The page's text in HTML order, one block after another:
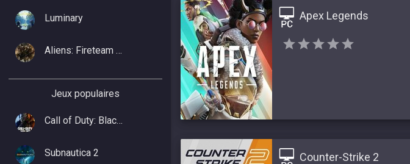
Luminary
Aliens: Fireteam Elite 2
Jeux populaires
Call of Duty: Black Ops 7
Subnautica 2
Apex Legends
Counter-Strike 2